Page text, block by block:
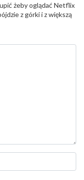
żeby oglądać Netflix
z górki i z większą